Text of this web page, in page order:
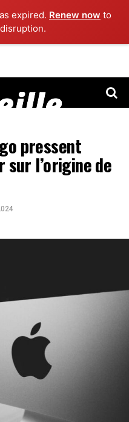
expired. Renew now to
pressent
sur l’origine de